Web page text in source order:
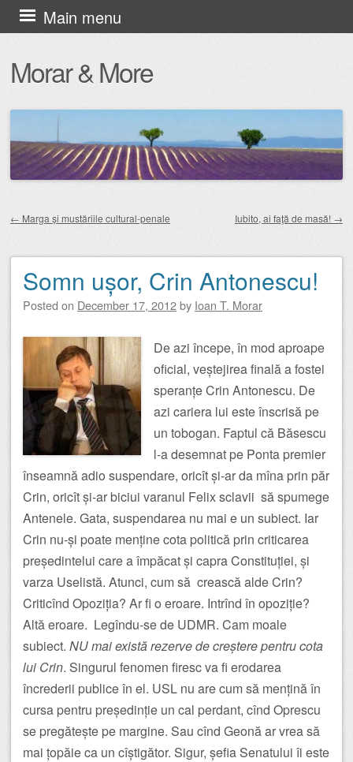
Morar & More
Main menu
Skip
to
content
← Marga și mustăriile cultural-penale Iubito, ai faţă de masă! →
Somn ușor, Crin Antonescu!
Posted on December 17, 2012by Ioan T. Morar
De azi începe, în mod aproape
oficial, veștejirea finală a fostei
speranțe Crin Antonescu. De
azi cariera lui este înscrisă pe
un tobogan. Faptul că Băsescu
l-a desemnat pe Ponta premier
înseamnă adio suspendare, oricît și-ar da mîna prin păr
Crin, oricît și-ar biciui varanul Felix sclavii să spumege
Antenele. Gata, suspendarea nu mai e un subiect. Iar
Crin nu-și poate menține cota politică prin criticarea
președintelui care a împăcat și capra Constituției, și
varza Uselistă. Atunci, cum să crească alde Crin?
Criticînd Opoziția? Ar fi o eroare. Intrînd în opoziție?
Altă eroare. Legîndu-se de UDMR. Cam moale
subiect. NU mai există rezerve de creștere pentru cota
lui Crin. Singurul fenomen firesc va fi erodarea
încrederii publice în el. USL nu are cum să mențină în
cursa pentru președinție un cal perdant, cînd Oprescu
se pregătește pe margine. Sau cînd Geonă ar vrea să
mai țopăie ca un cîștigător. Sigur, șefia Senatului îi este